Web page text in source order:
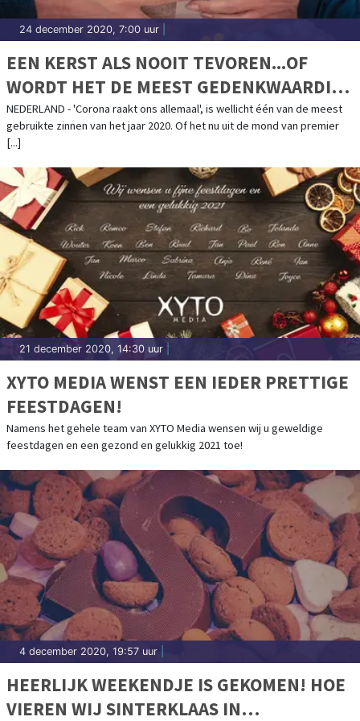
24 december 2020, 7:00 uur
EEN KERST ALS NOOIT TEVOREN...OF
WORDT HET DE MEEST GEDENKWAARDIGE
KERST OOIT?
NEDERLAND - 'Corona raakt ons allemaal', is wellicht één van de meest
gebruikte zinnen van het jaar 2020. Of het nu uit de mond van premier
[...]
21 december 2020, 14:30 uur
XYTO MEDIA WENST EEN IEDER PRETTIGE
FEESTDAGEN!
Namens het gehele team van XYTO Media wensen wij u geweldige
feestdagen en een gezond en gelukkig 2021 toe!
4 december 2020, 19:57 uur
HEERLIJK WEEKENDJE IS GEKOMEN! HOE
VIEREN WIJ SINTERKLAAS IN